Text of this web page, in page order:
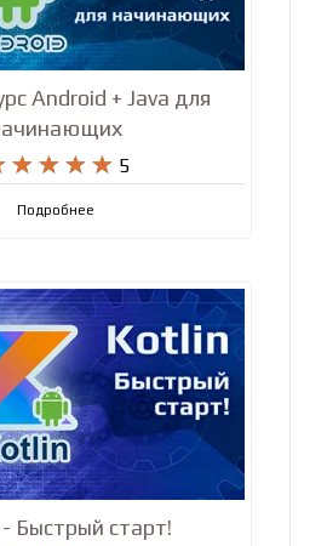
Android + Java для
   
    5
Подробнее
Быстрый старт!